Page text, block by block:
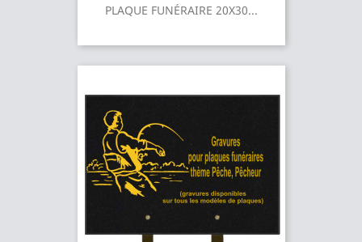
PLAQUE FUNÉRAIRE 20X30...